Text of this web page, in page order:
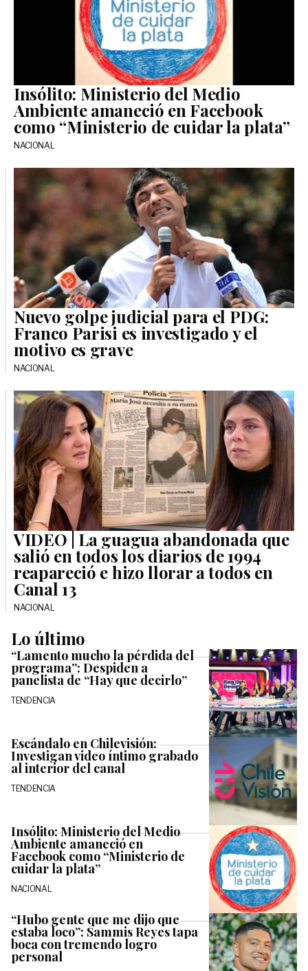
Insólito: Ministerio del Medio
Ambiente amaneció en Facebook
como “Ministerio de cuidar la plata”
NACIONAL
Nuevo golpe judicial para el PDG:
Franco Parisi es investigado y el
motivo es grave
NACIONAL
VIDEO | La guagua abandonada que
salió en todos los diarios de 1994
reapareció e hizo llorar a todos en
Canal 13
NACIONAL
Lo último
“Lamento mucho la pérdida del
programa”: Despiden a
panelista de “Hay que decirlo”
TENDENCIA
Escándalo en Chilevisión:
Investigan video íntimo grabado
al interior del canal
TENDENCIA
Insólito: Ministerio del Medio
Ambiente amaneció en
Facebook como “Ministerio de
cuidar la plata”
NACIONAL
“Hubo gente que me dijo que
estaba loco”: Sammis Reyes tapa
boca con tremendo logro
personal